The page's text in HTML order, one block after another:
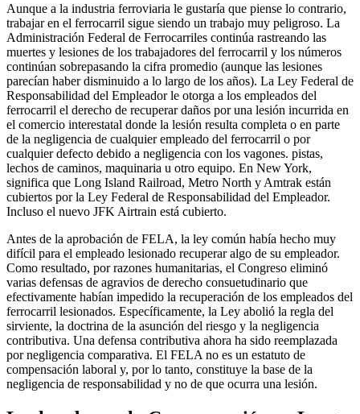
Aunque a la industria ferroviaria le gustaría que piense lo contrario,
trabajar en el ferrocarril sigue siendo un trabajo muy peligroso. La
Administración Federal de Ferrocarriles continúa rastreando las
muertes y lesiones de los trabajadores del ferrocarril y los números
continúan sobrepasando la cifra promedio (aunque las lesiones
parecían haber disminuido a lo largo de los años). La Ley Federal de
Responsabilidad del Empleador le otorga a los empleados del
ferrocarril el derecho de recuperar daños por una lesión incurrida en
el comercio interestatal donde la lesión resulta completa o en parte
de la negligencia de cualquier empleado del ferrocarril o por
cualquier defecto debido a negligencia con los vagones. pistas,
lechos de caminos, maquinaria u otro equipo. En New York,
significa que Long Island Railroad, Metro North y Amtrak están
cubiertos por la Ley Federal de Responsabilidad del Empleador.
Incluso el nuevo JFK Airtrain está cubierto.
Antes de la aprobación de FELA, la ley común había hecho muy
difícil para el empleado lesionado recuperar algo de su empleador.
Como resultado, por razones humanitarias, el Congreso eliminó
varias defensas de agravios de derecho consuetudinario que
efectivamente habían impedido la recuperación de los empleados del
ferrocarril lesionados. Específicamente, la Ley abolió la regla del
sirviente, la doctrina de la asunción del riesgo y la negligencia
contributiva. Una defensa contributiva ahora ha sido reemplazada
por negligencia comparativa. El FELA no es un estatuto de
compensación laboral y, por lo tanto, constituye la base de la
negligencia de responsabilidad y no de que ocurra una lesión.